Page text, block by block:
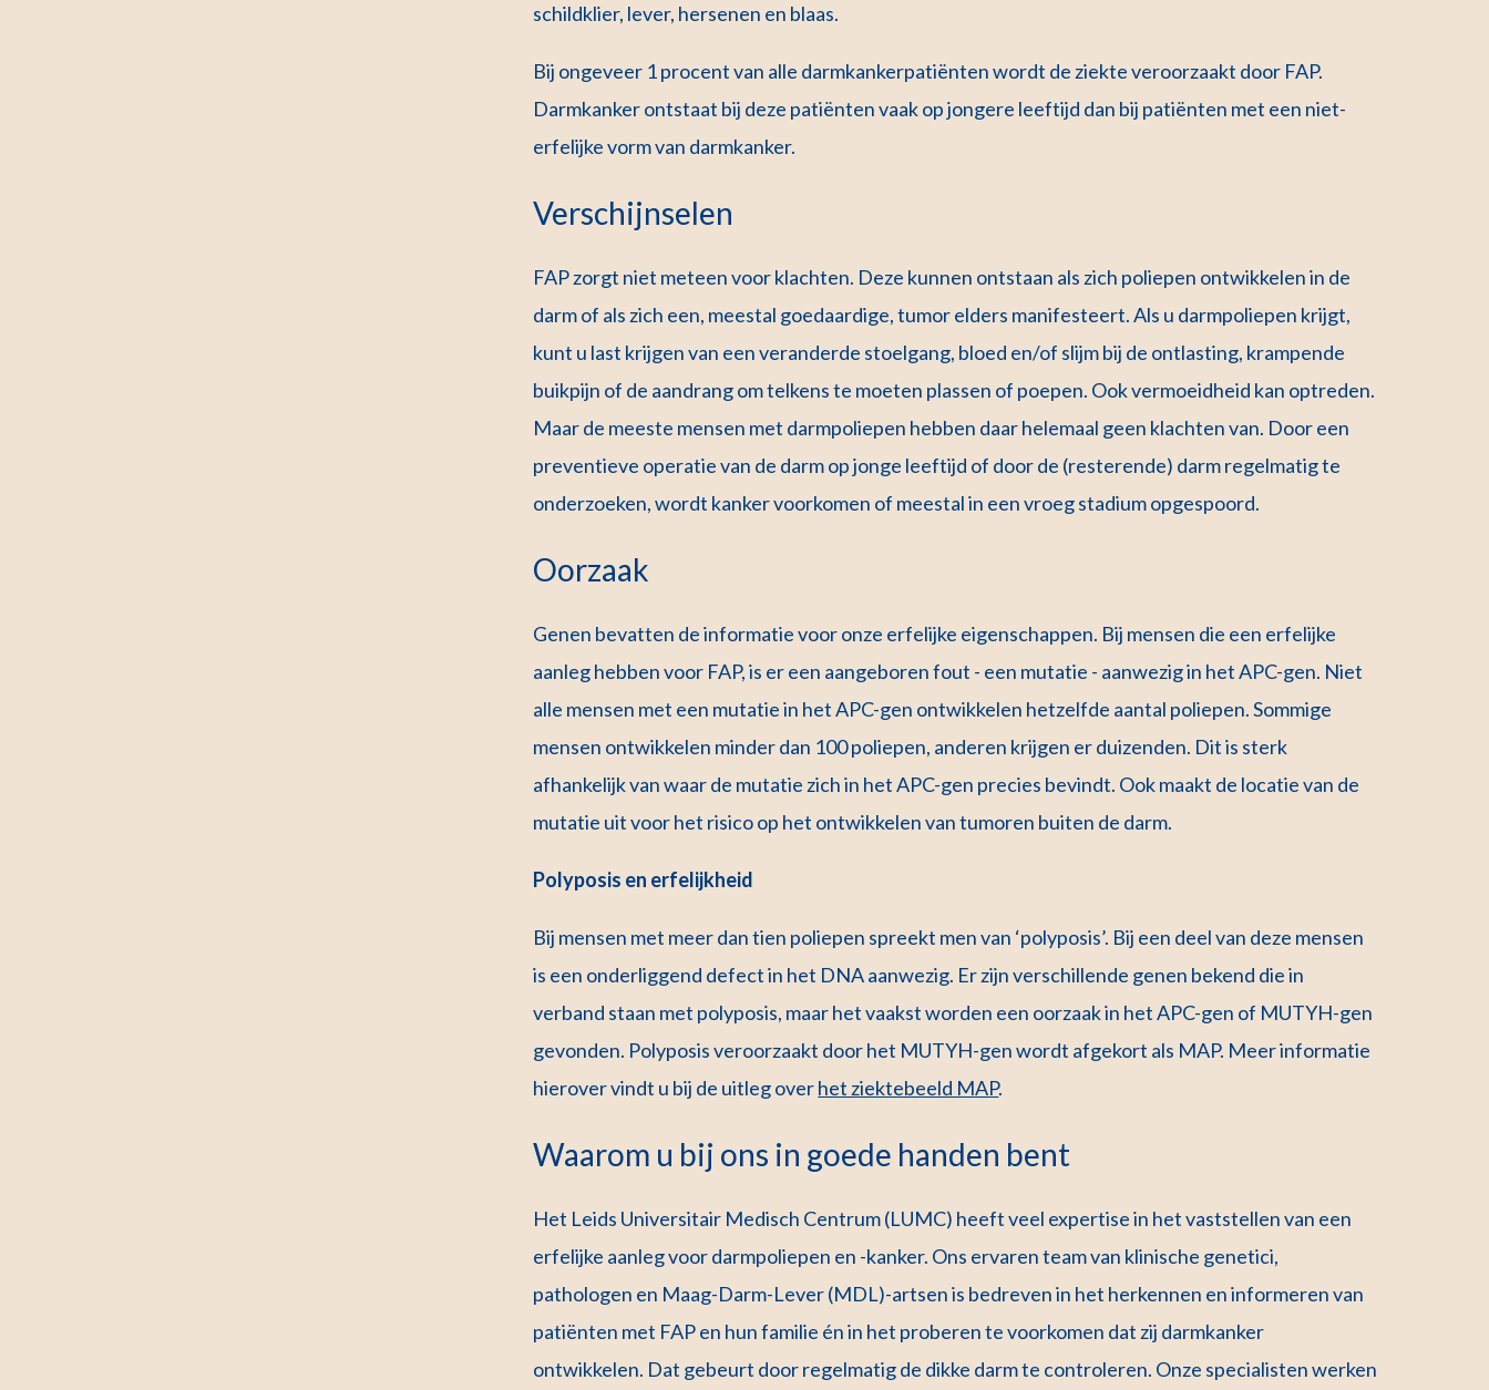
schildklier, lever, hersenen en blaas.
Bij ongeveer 1 procent van alle darmkankerpatiënten wordt de ziekte veroorzaakt door FAP.
Darmkanker ontstaat bij deze patiënten vaak op jongere leeftijd dan bij patiënten met een niet-
erfelijke vorm van darmkanker.
Verschijnselen
FAP zorgt niet meteen voor klachten. Deze kunnen ontstaan als zich poliepen ontwikkelen in de
darm of als zich een, meestal goedaardige, tumor elders manifesteert. Als u darmpoliepen krijgt,
kunt u last krijgen van een veranderde stoelgang, bloed en/of slijm bij de ontlasting, krampende
buikpijn of de aandrang om telkens te moeten plassen of poepen. Ook vermoeidheid kan optreden.
Maar de meeste mensen met darmpoliepen hebben daar helemaal geen klachten van. Door een
preventieve operatie van de darm op jonge leeftijd of door de (resterende) darm regelmatig te
onderzoeken, wordt kanker voorkomen of meestal in een vroeg stadium opgespoord.
Oorzaak
Genen bevatten de informatie voor onze erfelijke eigenschappen. Bij mensen die een erfelijke
aanleg hebben voor FAP, is er een aangeboren fout - een mutatie - aanwezig in het APC-gen. Niet
alle mensen met een mutatie in het APC-gen ontwikkelen hetzelfde aantal poliepen. Sommige
mensen ontwikkelen minder dan 100 poliepen, anderen krijgen er duizenden. Dit is sterk
afhankelijk van waar de mutatie zich in het APC-gen precies bevindt. Ook maakt de locatie van de
mutatie uit voor het risico op het ontwikkelen van tumoren buiten de darm.
Polyposis en erfelijkheid
Bij mensen met meer dan tien poliepen spreekt men van ‘polyposis’. Bij een deel van deze mensen
is een onderliggend defect in het DNA aanwezig. Er zijn verschillende genen bekend die in
verband staan met polyposis, maar het vaakst worden een oorzaak in het APC-gen of MUTYH-gen
gevonden. Polyposis veroorzaakt door het MUTYH-gen wordt afgekort als MAP. Meer informatie
hierover vindt u bij de uitleg overhet ziektebeeld MAP.
Waarom u bij ons in goede handen bent
Het Leids Universitair Medisch Centrum (LUMC) heeft veel expertise in het vaststellen van een
erfelijke aanleg voor darmpoliepen en -kanker. Ons ervaren team van klinische genetici,
pathologen en Maag-Darm-Lever (MDL)-artsen is bedreven in het herkennen en informeren van
patiënten met FAP en hun familie én in het proberen te voorkomen dat zij darmkanker
ontwikkelen. Dat gebeurt door regelmatig de dikke darm te controleren. Onze specialisten werken